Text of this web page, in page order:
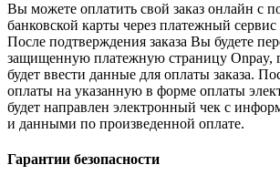
Вы можете оплатить свой заказ онлайн с
банковской карты через платежный
После подтверждения заказа Вы будете
защищенную платежную страницу Onpay,
будет ввести данные для оплаты заказа.
оплаты на указанную в форме оплаты
будет направлен электронный чек с
и данными по произведенной оплате.
Гарантии безопасности